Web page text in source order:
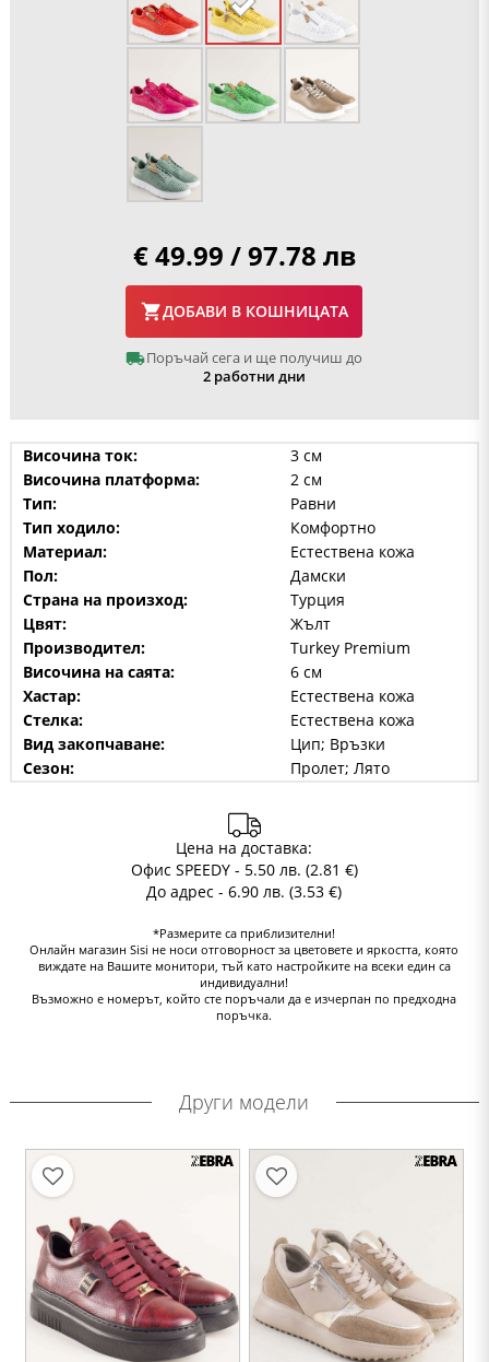
€ 49.99 / 97.78 лв
ДОБАВИ В КОШНИЦАТА
Поръчай сега и ще получиш до
2 работни дни
Височина ток:
3 см
Височина платформа:
2 см
Тип:
Равни
Тип ходило:
Комфортно
Материал:
Естествена кожа
Пол:
Дамски
Страна на произход:
Турция
Цвят:
Жълт
Производител:
Turkey Premium
Височина на саята:
6 см
Хастар:
Естествена кожа
Стелка:
Естествена кожа
Вид закопчаване:
Цип; Връзки
Сезон:
Пролет; Лято
Цена на доставка:
Офис SPEEDY - 5.50 лв. (2.81 €)
До адрес - 6.90 лв. (3.53 €)
*Размерите са приблизителни!
Онлайн магазин Sisi не носи отговорност за цветовете и яркостта, която
виждате на Вашите монитори, тъй като настройките на всеки един са
индивидуални!
Възможно е номерът, който сте поръчали да е изчерпан по предходна
поръчка.
Други модели